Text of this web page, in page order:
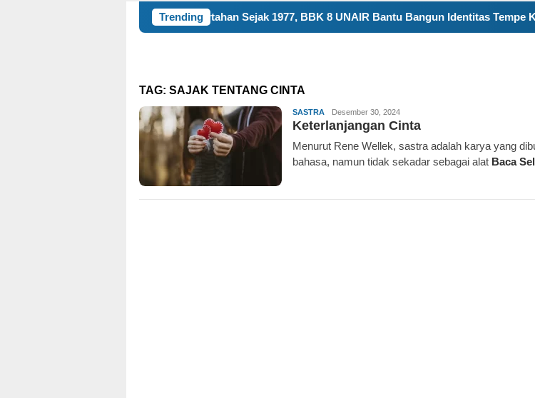
Trending
Bertahan Sejak 1977, BBK 8 UNAIR Bantu Bangun Identitas Tempe Keluarga Kamto
TAG: SAJAK TENTANG CINTA
SASTRA Redaksi
Desember 30, 2024
Keterlanjangan Cinta
Menurut Rene Wellek, sastra adalah karya yang
bahasa, namun tidak sekadar sebagai alat Baca